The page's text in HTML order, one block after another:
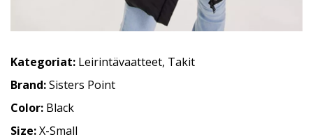
Kategoriat: Leirintävaatteet, Takit
Brand:Sisters Point
Color: Black
Size:X-Small